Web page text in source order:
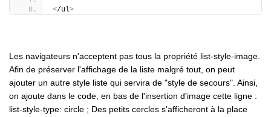
</ul>
Les navigateurs n'acceptent pas tous la propriété list-style-image.
Afin de préserver l'affichage de la liste malgré tout, on peut
ajouter un autre style liste qui servira de "style de secours". Ainsi,
on ajoute dans le code, en bas de l'insertion d'image cette ligne :
list-style-type: circle ; Des petits cercles s'afficheront à la place